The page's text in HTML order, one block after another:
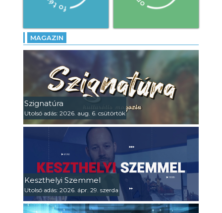
MAGAZIN
Szignatúra
Utolsó adás: 2026. aug. 6. csütörtök
Keszthelyi Szemmel
Utolsó adás: 2026. ápr. 29. szerda